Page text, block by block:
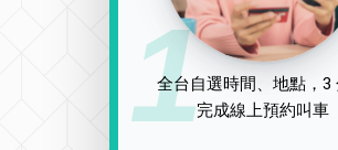
1
全台自選時間、地點，3
完成線上預約叫車